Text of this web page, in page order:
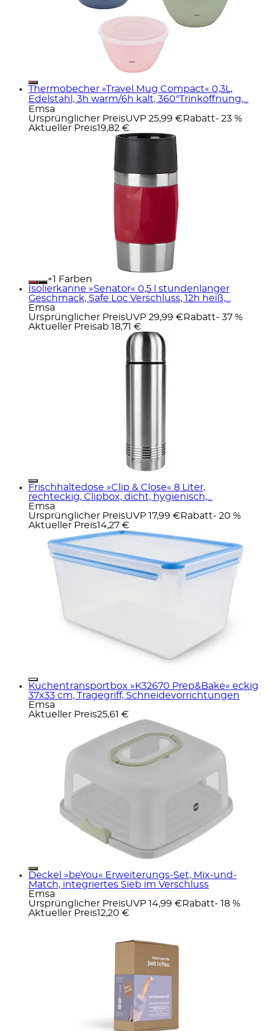
Thermobecher »Travel Mug Compact« 0,3L,
Edelstahl, 3h warm/6h kalt, 360°Trinköffnung,...
Emsa
Ursprünglicher PreisUVP 25,99 € Rabatt- 23 %
Aktueller Preis19,82 €
+
Farben
Isolierkanne »Senator« 0,5 l stundenlanger
Geschmack, Safe Loc Verschluss, 12h heiß,...
Emsa
Ursprünglicher PreisUVP 29,99 € Rabatt- 37 %
Aktueller Preisab 18,71 €
Frischhaltedose »Clip & Close« 8 Liter,
rechteckig, Clipbox, dicht, hygienisch,...
Emsa
Ursprünglicher PreisUVP 17,99 € Rabatt- 20 %
Aktueller Preis14,27 €
Kuchentransportbox »K32670 Prep&Bake« eckig
37x33 cm, Tragegriff, Schneidevorrichtungen
Emsa
Aktueller Preis25,61 €
Deckel »beYou« Erweiterungs-Set, Mix-und-
Match, integriertes Sieb im Verschluss
Emsa
Ursprünglicher PreisUVP 14,99 € Rabatt- 18 %
Aktueller Preis12,20 €